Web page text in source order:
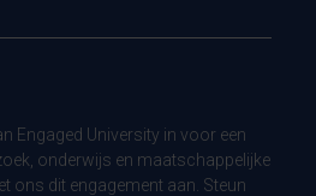
Engaged University in voor een
onderwijs en maatschappelijke
ons dit engagement aan. Steun